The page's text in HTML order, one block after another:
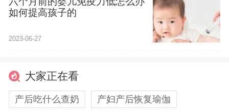
如何提高孩子的
2023-06-27
大家正在看
产后吃什么查奶 产妇产后恢复瑜伽